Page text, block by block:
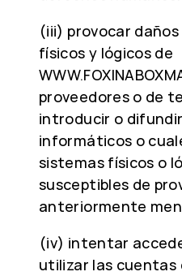
(iii) provocar
físicos y lógicos de
proveedores o de
introducir o
informáticos o
sistemas físicos o
susceptibles de
anteriormente
(iv) intentar
utilizar las cuentas